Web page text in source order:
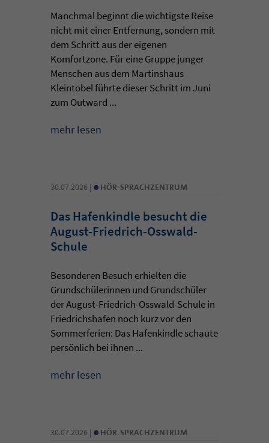
Manchmal beginnt die wichtigste Reise
nicht mit einer Entfernung, sondern mit
dem Schritt aus der eigenen
Komfortzone. Für eine Gruppe junger
Menschen aus dem Martinshaus
Kleintobel führte dieser Schritt im Juni
zum Outward ...
mehr lesen
30.07.2026 | • HÖR-SPRACHZENTRUM
Das Hafenkindle besucht die
August-Friedrich-Osswald-
Schule
Besonderen Besuch erhielten die
Grundschülerinnen und Grundschüler
der August-Friedrich-Osswald-Schule in
Friedrichshafen noch kurz vor den
Sommerferien: Das Hafenkindle schaute
persönlich bei ihnen ...
mehr lesen
30.07.2026 | • HÖR-SPRACHZENTRUM